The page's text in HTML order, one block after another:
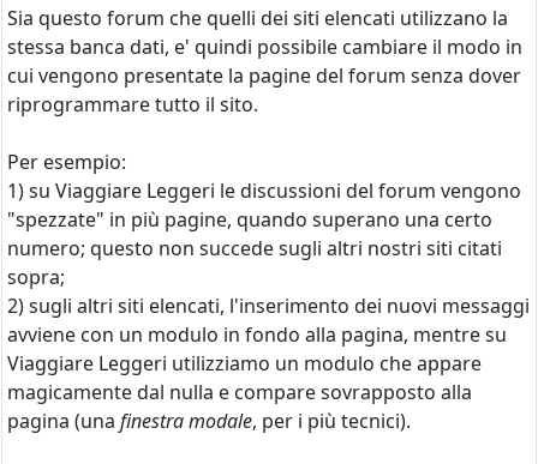
Sia questo forum che quelli dei siti elencati utilizzano la
stessa banca dati, e' quindi possibile cambiare il modo in
cui vengono presentate la pagine del forum senza dover
riprogrammare tutto il sito.
Per esempio:
1) su Viaggiare Leggeri le discussioni del forum vengono
"spezzate" in più pagine, quando superano una certo
numero; questo non succede sugli altri nostri siti citati
sopra;
2) sugli altri siti elencati, l'inserimento dei nuovi messaggi
avviene con un modulo in fondo alla pagina, mentre su
Viaggiare Leggeri utilizziamo un modulo che appare
magicamente dal nulla e compare sovrapposto alla
pagina (una finestra modale, per i più tecnici).